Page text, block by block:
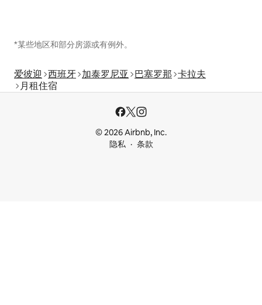
*某些地区和部分房源或有例外。
爱彼迎 西班牙 加泰罗尼亚 巴塞罗那 卡拉夫
月租住宿
© 2026 Airbnb, Inc.
隐私
条款